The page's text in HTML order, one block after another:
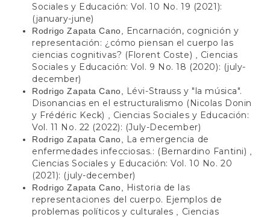
Sociales y Educación: Vol. 10 No. 19 (2021):
(january-june)
Rodrigo Zapata Cano,
Encarnación, cognición y
representación: ¿cómo piensan el cuerpo las
ciencias cognitivas? (Florent Coste)
Ciencias
Sociales y Educación: Vol. 9 No. 18 (2020): (july-
december)
Rodrigo Zapata Cano,
Lévi-Strauss y "la música".
Disonancias en el estructuralismo (Nicolas Donin
y Frédéric Keck)
Ciencias Sociales y Educación:
Vol. 11 No. 22 (2022): (July-December)
Rodrigo Zapata Cano,
La emergencia de
enfermedades infecciosas.: (Bernardino Fantini)
Ciencias Sociales y Educación: Vol. 10 No. 20
(2021): (july-december)
Rodrigo Zapata Cano,
Historia de las
representaciones del cuerpo. Ejemplos de
problemas políticos y culturales
Ciencias